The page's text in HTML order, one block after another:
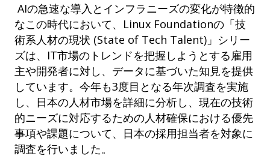
AIの急速な導入とインフラニーズの変化が特徴的
なこの時代において、Linux Foundationの「技
術系人材の現状 (State of Tech Talent)」シリー
ズは、IT市場のトレンドを把握しようとする雇用
主や開発者に対し、データに基づいた知見を提供
しています。今年も3度目となる年次調査を実施
し、日本の人材市場を詳細に分析し、現在の技術
的ニーズに対応するための人材確保における優先
事項や課題について、日本の採用担当者を対象に
調査を行いました。